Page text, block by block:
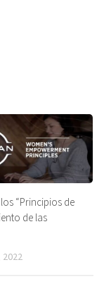
“Principios de
de las
2022